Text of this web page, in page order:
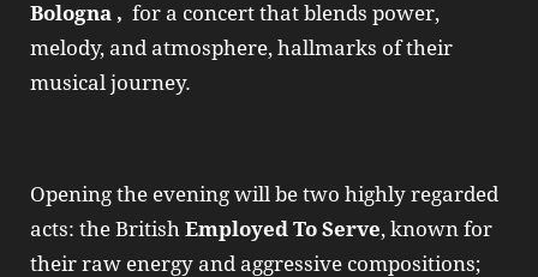
Bologna , for a concert that blends power,
melody, and atmosphere, hallmarks of their
musical journey.
Opening the evening will be two highly regarded
acts: the British Employed To Serve, known for
their raw energy and aggressive compositions;